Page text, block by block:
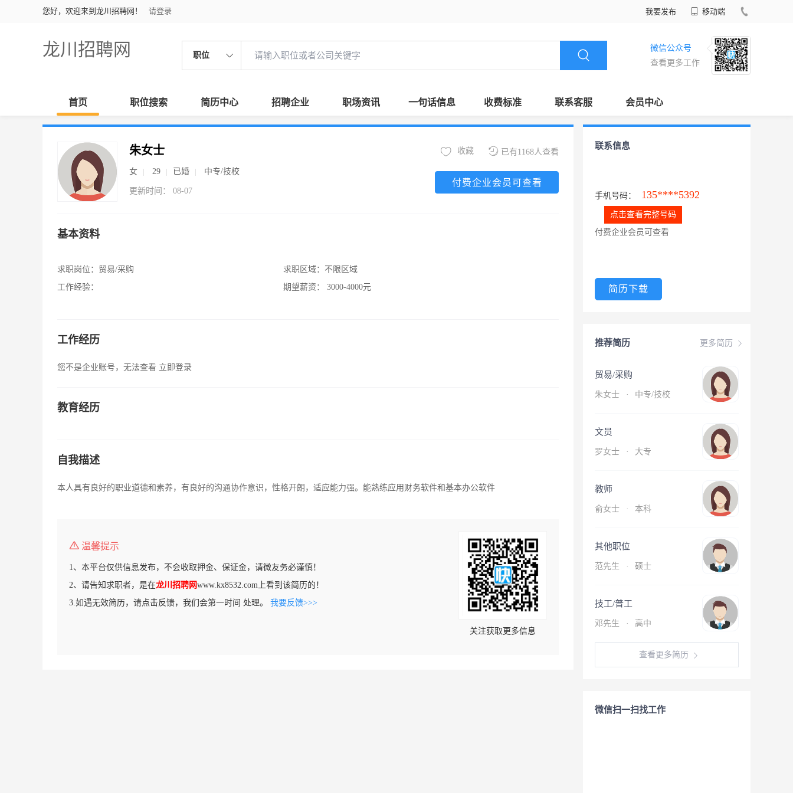
您好，欢迎来到龙川招聘网！ 请登录 我要发布 移动端
龙川招聘网 职位
微信公众号
查看更多工作
首页 职位搜索 简历中心 招聘企业 职场资讯 一句话信息 收费标准 联系客服 会员中心
朱女士
女 29 已婚 中专/技校
更新时间： 08-07
已有1168人查看
收藏
付费企业会员可查看
基本资料
求职岗位： 贸易/采购
工作经验：
求职区域： 不限区域
期望薪资：
3000-4000元
工作经历
您不是企业账号，无法查看 立即登录
教育经历
自我描述
本人具有良好的职业道德和素养，有良好的沟通协作意识，性格开朗，适应能力强。能熟练应用财务软件和基本办公软件
温馨提示
1、本平台仅供信息发布，不会收取押金、保证金，请微友务必谨慎！
2、请告知求职者，是在龙川招聘网www.kx8532.com上看到该简历的！
3.如遇无效简历，请点击反馈，我们会第一时间 处理。 我要反馈>>>
关注获取更多信息
联系信息
手机号码： 135****5392
点击查看完整号码
付费企业会员可查看
简历下载
更多简历
推荐简历
贸易/采购
朱女士 · 中专/技校
文员
罗女士 · 大专
教师
俞女士 · 本科
其他职位
范先生 · 硕士
技工/普工
邓先生 · 高中
查看更多简历
微信扫一扫找工作